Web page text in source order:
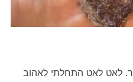
לאט לאט התחלתי לאהוב